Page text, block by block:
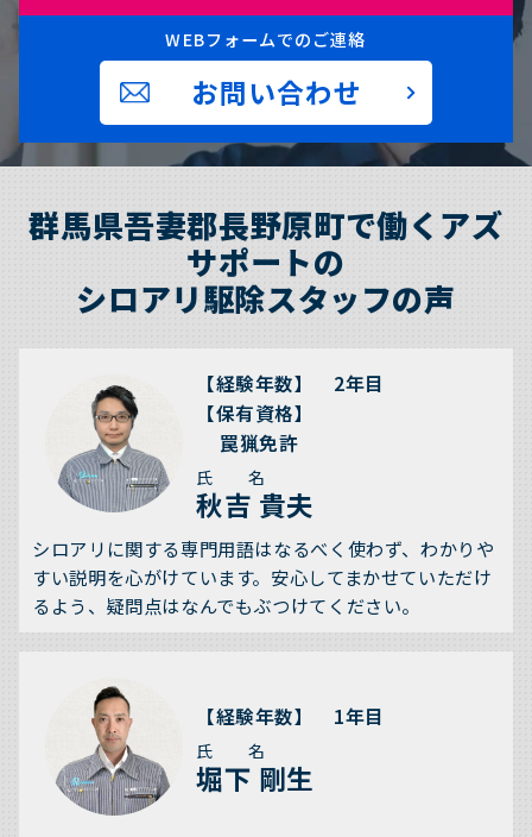
WEBフォームでのご連絡
お問い合わせ
群馬県吾妻郡長野原町で働くアズ
サポートの
シロアリ駆除スタッフの声
【経験年数】 2年目
【保有資格】
罠猟免許
氏 名
秋吉 貴夫
シロアリに関する専門用語はなるべく使わず、わかりや
すい説明を心がけています。安心してまかせていただけ
るよう、疑問点はなんでもぶつけてください。
【経験年数】 1年目
氏 名
堀下 剛生